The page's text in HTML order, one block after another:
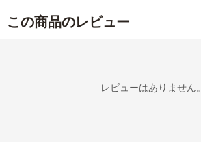
この商品のレビュー
レビューはありません。